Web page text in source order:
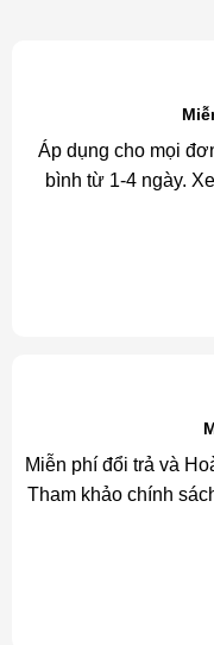
Áp dụng cho mọi
bình từ 1-4 ngày.
Miễn phí đổi trả và
Tham khảo chính